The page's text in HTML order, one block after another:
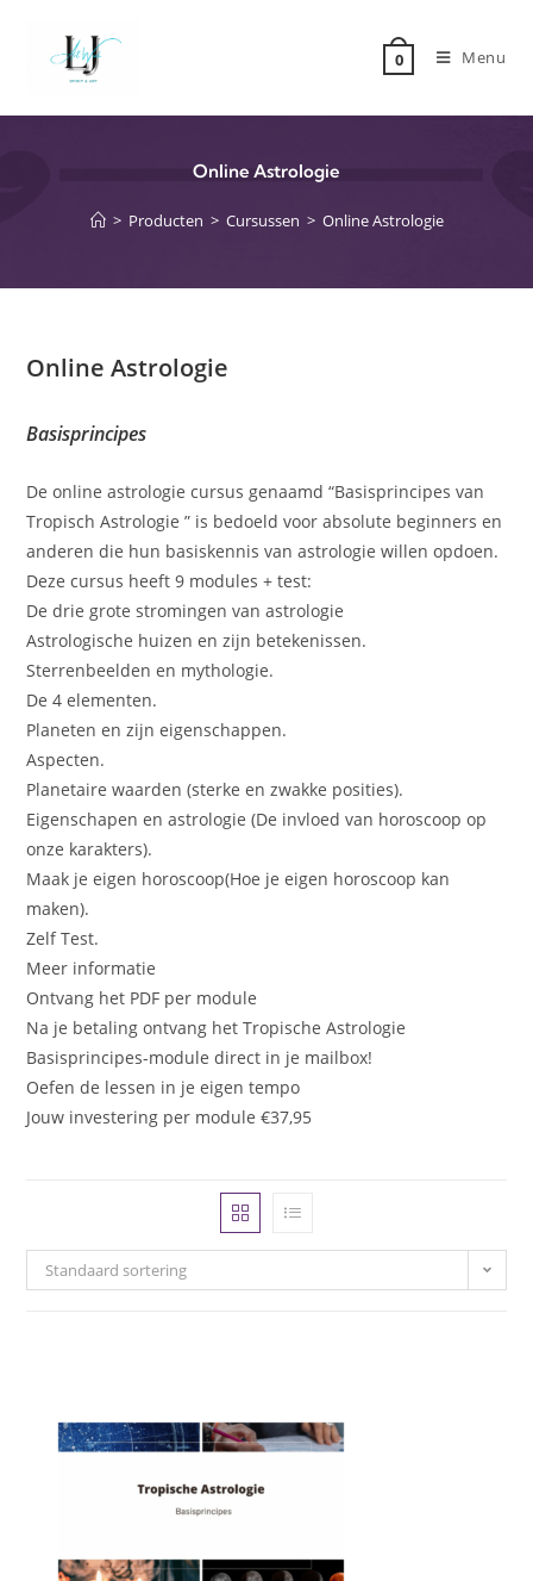
0 Menu
Online Astrologie
> Producten > Cursussen > Online Astrologie
Online Astrologie
Basisprincipes
De online astrologie cursus genaamd “Basisprincipes van
Tropisch Astrologie ” is bedoeld voor absolute beginners en
anderen die hun basiskennis van astrologie willen opdoen.
Deze cursus heeft 9 modules + test:
De drie grote stromingen van astrologie
Astrologische huizen en zijn betekenissen.
Sterrenbeelden en mythologie.
De 4 elementen.
Planeten en zijn eigenschappen.
Aspecten.
Planetaire waarden (sterke en zwakke posities).
Eigenschapen en astrologie (De invloed van horoscoop op
onze karakters).
Maak je eigen horoscoop(Hoe je eigen horoscoop kan
maken).
Zelf Test.
Meer informatie
Ontvang het PDF per module
Na je betaling ontvang het Tropische Astrologie
Basisprincipes-module direct in je mailbox!
Oefen de lessen in je eigen tempo
Jouw investering per module €37,95
Standaard sortering